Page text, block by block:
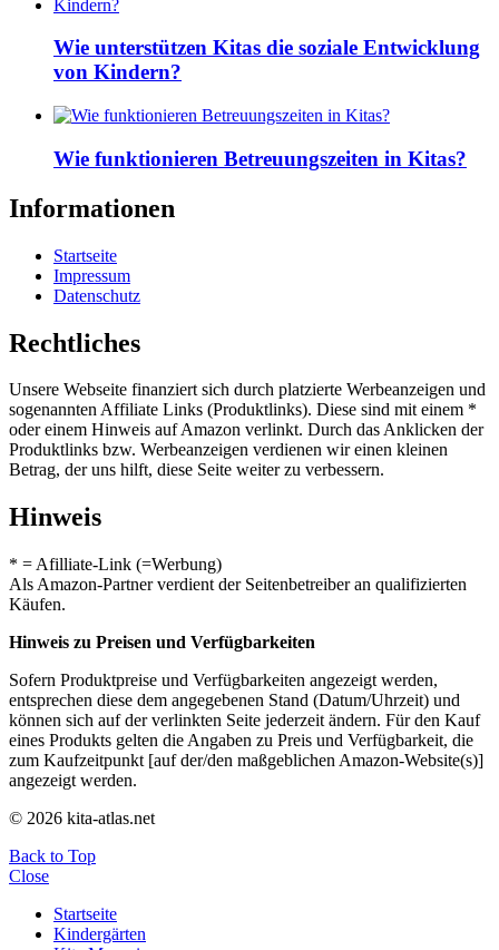
Wie unterstützen Kitas die soziale Entwicklung
von Kindern?
Wie funktionieren Betreuungszeiten in Kitas?
Informationen
Startseite
Impressum
Datenschutz
Rechtliches
Unsere Webseite finanziert sich durch platzierte Werbeanzeigen und
sogenannten Affiliate Links (Produktlinks). Diese sind mit einem *
oder einem Hinweis auf Amazon verlinkt. Durch das Anklicken der
Produktlinks bzw. Werbeanzeigen verdienen wir einen kleinen
Betrag, der uns hilft, diese Seite weiter zu verbessern.
Hinweis
* = Afilliate-Link (=Werbung)
Als Amazon-Partner verdient der Seitenbetreiber an qualifizierten
Käufen.
Hinweis zu Preisen und Verfügbarkeiten
Sofern Produktpreise und Verfügbarkeiten angezeigt werden,
entsprechen diese dem angegebenen Stand (Datum/Uhrzeit) und
können sich auf der verlinkten Seite jederzeit ändern. Für den Kauf
eines Produkts gelten die Angaben zu Preis und Verfügbarkeit, die
zum Kaufzeitpunkt [auf der/den maßgeblichen Amazon-Website(s)]
angezeigt werden.
© 2026 kita-atlas.net
Back to Top
Close
Startseite
Kindergärten